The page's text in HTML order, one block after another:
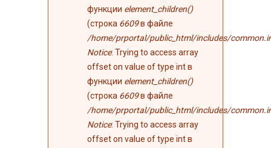
функции element_children()
(строка 6609в файле
/home/prportal/public_html/includes/
Notice: Trying to access array
offset on value of type int в
функции element_children()
(строка 6609в файле
/home/prportal/public_html/includes/
Notice: Trying to access array
offset on value of type int в